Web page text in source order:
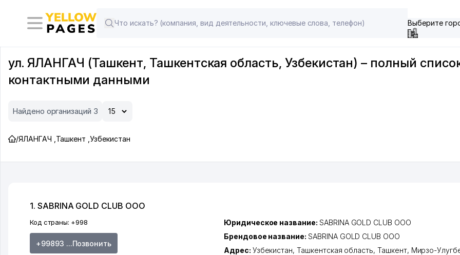
Выберите
ул. ЯЛАНГАЧ (Ташкент, Ташкентская область, Узбекистан) – полный
контактными данными
Найдено организаций 3
/ЯЛАНГАЧ Ташкент ,Узбекистан
1. SABRINA GOLD CLUB ООО
Код страны: +998
+99893 ...Позвонить
Юридическое название: SABRINA GOLD CLUB ООО
Брендовое название: SABRINA GOLD CLUB ООО
Адрес: Узбекистан,Ташкентская область,Ташкент, Мирзо-